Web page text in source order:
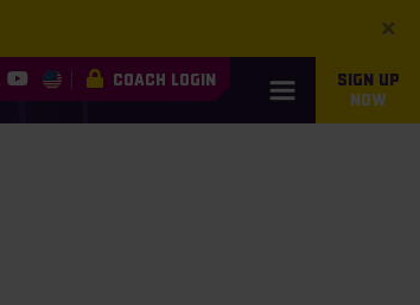
×
COACH LOGIN
SIGN UP
NOW